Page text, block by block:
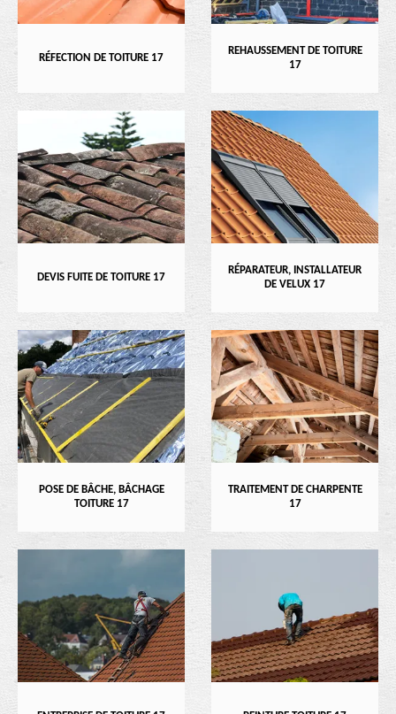
RÉFECTION DE TOITURE 17
REHAUSSEMENT DE TOITURE
17
DEVIS FUITE DE TOITURE 17
RÉPARATEUR, INSTALLATEUR
DE VELUX 17
POSE DE BÂCHE, BÂCHAGE
TOITURE 17
TRAITEMENT DE CHARPENTE
17